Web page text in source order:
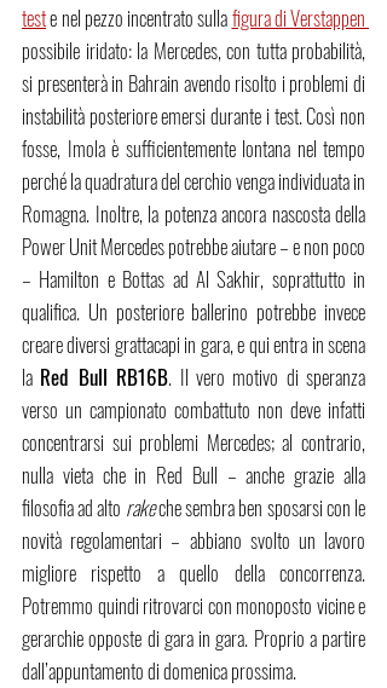
test e nel pezzo incentrato sulla
possibile iridato: la Mercedes, con tutta probabilità,
si presenterà in Bahrain avendo risolto i problemi di
instabilità posteriore emersi durante i test. Così non
fosse, Imola è sufficientemente lontana nel tempo
perché la quadratura del cerchio venga individuata in
Romagna. Inoltre, la potenza ancora nascosta della
Power Unit Mercedes potrebbe aiutare – e non poco
– Hamilton e Bottas ad Al Sakhir, soprattutto in
qualifica. Un posteriore ballerino potrebbe invece
creare diversi grattacapi in gara, e qui entra in scena
la Red Bull RB16B. Il vero motivo di speranza
verso un campionato combattuto non deve infatti
concentrarsi sui problemi Mercedes; al contrario,
nulla vieta che in Red Bull – anche grazie alla
filosofia ad alto rake che sembra ben sposarsi con le
novità regolamentari – abbiano svolto un lavoro
migliore rispetto a quello della concorrenza.
Potremmo quindi ritrovarci con monoposto vicine e
gerarchie opposte di gara in gara. Proprio a partire
dall’appuntamento di domenica prossima.